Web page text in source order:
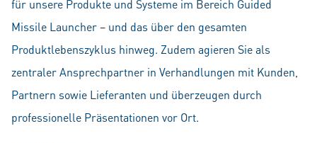
für unsere Produkte und Systeme im Bereich Guided
Missile Launcher – und das über den gesamten
Produktlebenszyklus hinweg. Zudem agieren Sie als
zentraler Ansprechpartner in Verhandlungen mit Kunden,
Partnern sowie Lieferanten und überzeugen durch
professionelle Präsentationen vor Ort.